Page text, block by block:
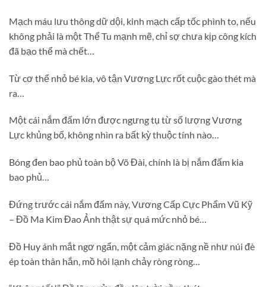
Mạch máu lưu thông dữ dội, kinh mạch cấp tốc phình to, nếu
không phải là một Thể Tu mạnh mẽ, chỉ sợ chưa kịp công kích
đã bạo thể mà chết…
Từ cơ thể nhỏ bé kia, vô tận Vương Lực rốt cuộc gào thét mà
ra…
Một cái nắm đấm lớn được ngưng tụ từ số lượng Vương
Lực khủng bố, không nhìn ra bất kỳ thuộc tính nào…
Bóng đen bao phủ toàn bộ Võ Đài, chính là bị nắm đấm kia
bao phủ…
Đứng trước cái nắm đấm này, Vương Cấp Cực Phẩm Vũ Kỹ
– Đồ Ma Kim Đao Ảnh thật sự quá mức nhỏ bé…
Đồ Huy ánh mắt ngơ ngẩn, một cảm giác nặng nề như núi đè
ép toàn thân hắn, mồ hôi lạnh chảy ròng ròng…